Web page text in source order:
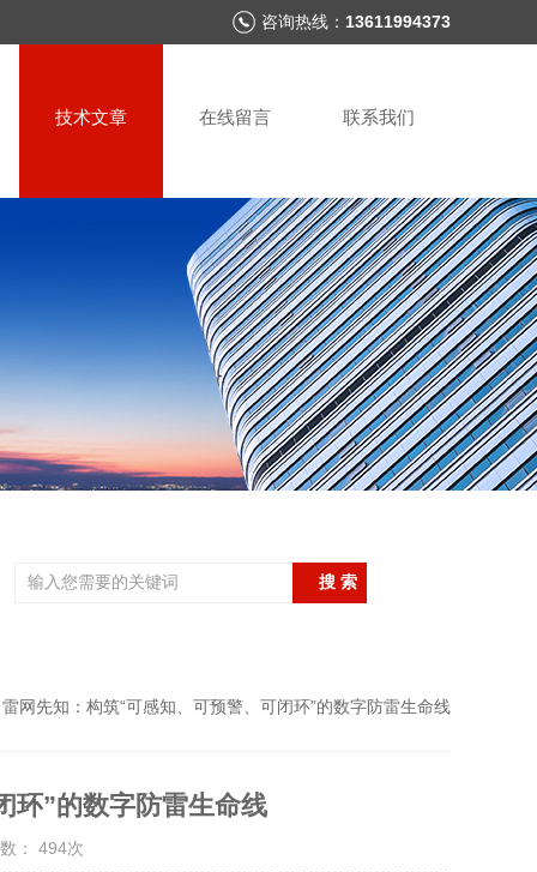
咨询热线： 13611994373
技术文章 在线留言 联系我们
网先知：构筑“可感知、可预警、可闭环”的数字防雷生命线
环”的数字防雷生命线
： 494次